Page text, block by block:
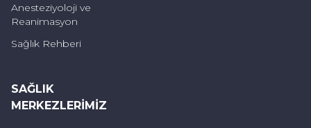
Yumuşak kıllı diş fırçası tercih edilmeli ve
dişler çok sert fırçalanmamalı,
temizlik yöntemleri kullanılmalı,
Anesteziyoloji ve
Reanimasyon
Sağlık Rehberi
SAĞLIK
MERKEZLERIMIZ